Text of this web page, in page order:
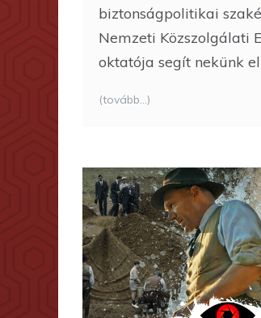
biztonságpolitikai
Nemzeti Közszolgálati
oktatója segít nekünk
(tovább…)